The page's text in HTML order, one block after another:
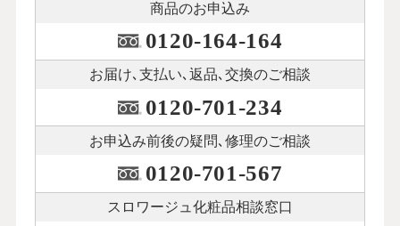
商品のお申込み
0120-164-164
お届け､支払い､ 返品､交換のご相談
0120-701-234
お申込み前後の疑問､修理のご相談
0120-701-567
スロワージュ化粧品相談窓口